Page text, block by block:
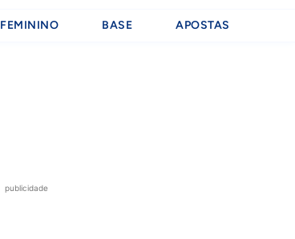
FEMININO BASE APOSTAS
publicidade